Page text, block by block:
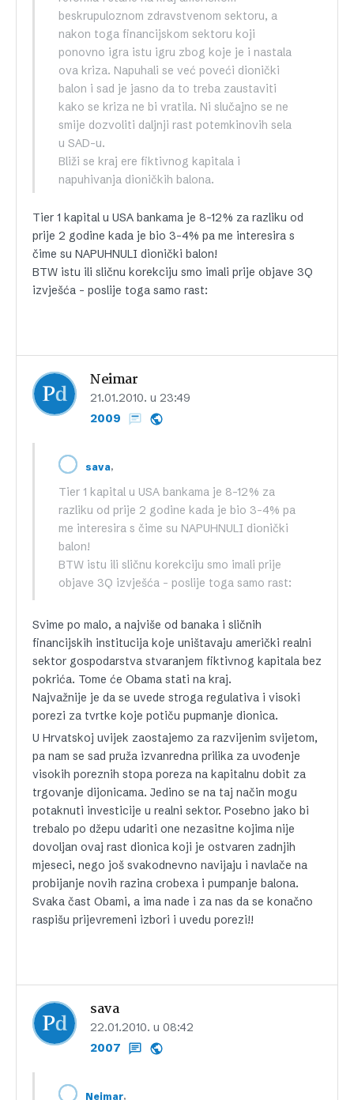
beskrupuloznom zdravstvenom sektoru, a
nakon toga financijskom sektoru koji
ponovno igra istu igru zbog koje je i nastala
ova kriza. Napuhali se već poveći dionički
balon i sad je jasno da to treba zaustaviti
kako se kriza ne bi vratila. Ni slučajno se ne
smije dozvoliti daljnji rast potemkinovih sela
u SAD-u.
Bliži se kraj ere fiktivnog kapitala i
napuhivanja dioničkih balona.
Tier 1 kapital u USA bankama je 8-12% za razliku od
prije 2 godine kada je bio 3-4% pa me interesira s
čime su NAPUHNULI dionički balon!
BTW istu ili sličnu korekciju smo imali prije objave 3Q
izvješća – poslije toga samo rast:
Neimar
21.01.2010. u 23:49
2009
sava,
Tier 1 kapital u USA bankama je 8-12% za
razliku od prije 2 godine kada je bio 3-4% pa
me interesira s čime su NAPUHNULI dionički
balon!
BTW istu ili sličnu korekciju smo imali prije
objave 3Q izvješća – poslije toga samo rast:
Svime po malo, a najviše od banaka i sličnih
financijskih institucija koje uništavaju američki realni
sektor gospodarstva stvaranjem fiktivnog kapitala bez
pokrića. Tome će Obama stati na kraj.
Najvažnije je da se uvede stroga regulativa i visoki
porezi za tvrtke koje potiču pupmanje dionica.
U Hrvatskoj uvijek zaostajemo za razvijenim svijetom,
pa nam se sad pruža izvanredna prilika za uvođenje
visokih poreznih stopa poreza na kapitalnu dobit za
trgovanje dijonicama. Jedino se na taj način mogu
potaknuti investicije u realni sektor. Posebno jako bi
trebalo po džepu udariti one nezasitne kojima nije
dovoljan ovaj rast dionica koji je ostvaren zadnjih
mjeseci, nego još svakodnevno navijaju i navlače na
probijanje novih razina crobexa i pumpanje balona.
Svaka čast Obami, a ima nade i za nas da se konačno
raspišu prijevremeni izbori i uvedu porezi!!
sava
22.01.2010. u 08:42
2007
Neimar,